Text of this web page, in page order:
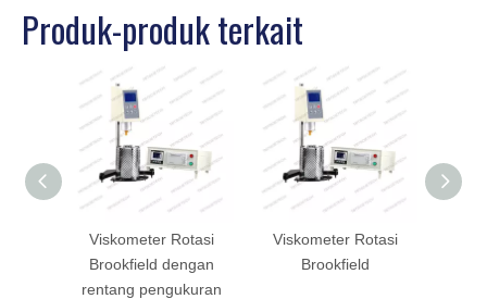
Produk-produk terkait
Viskometer Rotasi
Brookfield dengan
rentang pengukuran
Viskometer Rotasi
Brookfield